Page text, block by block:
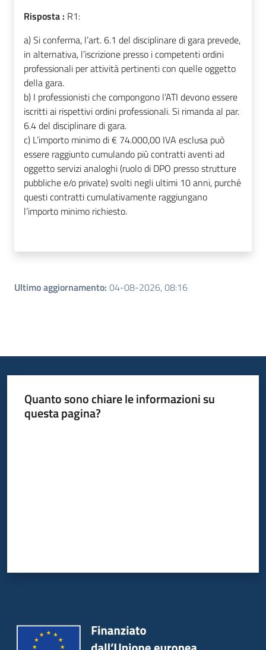
Risposta : R1:
a) Si conferma, l’art. 6.1 del disciplinare di gara prevede,
in alternativa, l’iscrizione presso i competenti ordini
professionali per attività pertinenti con quelle oggetto
della gara.
b) I professionisti che compongono l’ATI devono essere
iscritti ai rispettivi ordini professionali. Si rimanda al par.
6.4 del disciplinare di gara.
c) L’importo minimo di € 74.000,00 IVA esclusa può
essere raggiunto cumulando più contratti aventi ad
oggetto servizi analoghi (ruolo di DPO presso strutture
pubbliche e/o private) svolti negli ultimi 10 anni, purché
questi contratti cumulativamente raggiungano
l’importo minimo richiesto.
Ultimo aggiornamento: 04-08-2026, 08:16
Quanto sono chiare le informazioni su
questa pagina?